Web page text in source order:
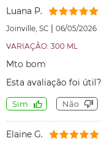
Luana P.
Joinville, SC | 06/05/2026
VARIAÇÃO: 300 ML
Mto bom
Esta avaliação foi útil?
Sim Não
Elaine G.